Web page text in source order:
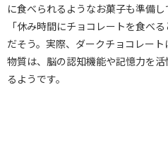
に食べられるようなお菓子も準備
「休み時間にチョコレートを食べ
だそう。実際、ダークチョコレー
物質は、脳の認知機能や記憶力を
るようです。